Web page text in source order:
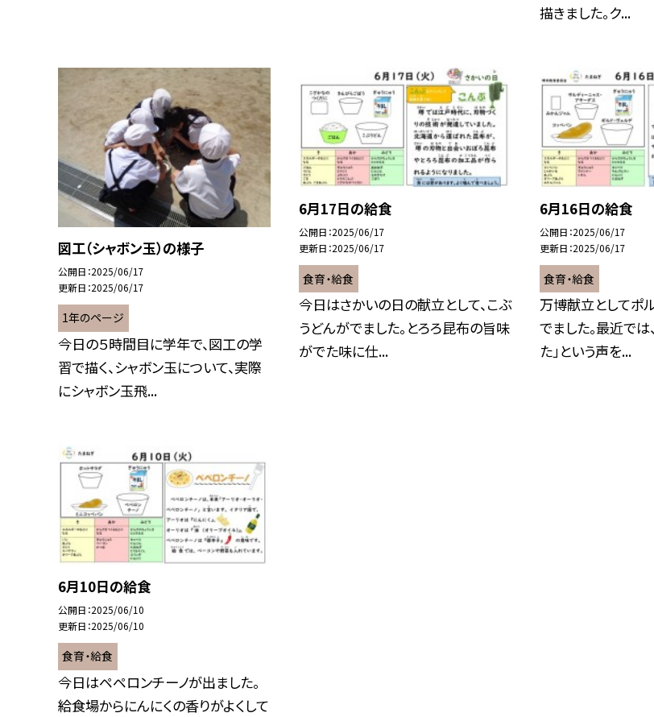
描きました。ク...
図工（シャボン玉）の様子
公開日 2025/06/17
更新日 2025/06/17
1年のページ
今日の５時間目に学年で、図工の学
習で描く、シャボン玉について、実際
にシャボン玉飛...
6月17日の給食
公開日 2025/06/17
更新日 2025/06/17
食育・給食
今日はさかいの日の献立として、こぶ
うどんがでました。とろろ昆布の旨味
がでた味に仕...
6月16日の給食
公開日 2025/06/17
更新日 2025/06/17
食育・給食
万博献立としてポ
でました。最近では
た」という声を...
6月10日の給食
公開日 2025/06/10
更新日 2025/06/10
食育・給食
今日はペペロンチーノが出ました。
給食場からにんにくの香りがよくして